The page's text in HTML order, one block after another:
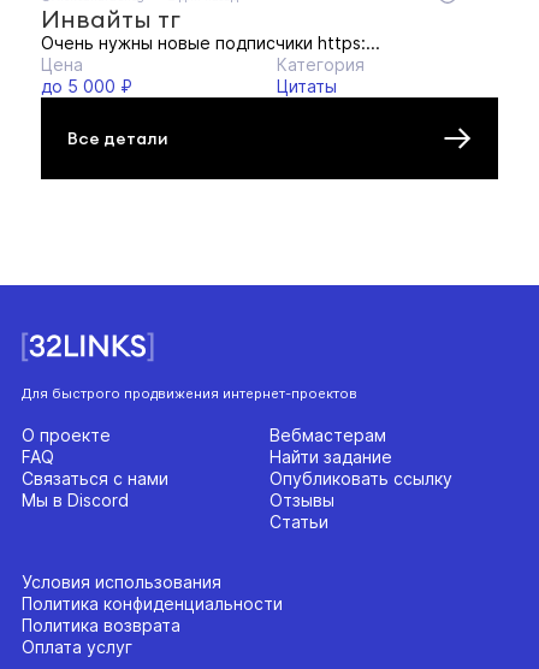
Инвайты тг
Очень нужны новые подписчики https:...
Цена
до 5 000 ₽
Категория
Цитаты
Все детали
Для быстрого продвижения интернет-проектов
Вебмастерам
Найти задание
Опубликовать ссылку
Отзывы
Статьи
О проекте
FAQ
Связаться с нами
Мы в Discord
Условия использования
Политика конфиденциальности
Политика возврата
Оплата услуг